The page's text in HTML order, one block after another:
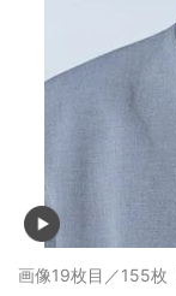
画像19枚目／155枚